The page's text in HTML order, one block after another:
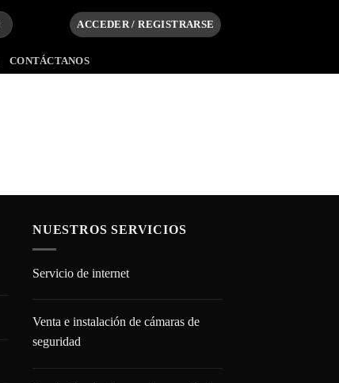
ACCEDER / REGISTRARSE
CONTÁCTANOS
NUESTROS SERVICIOS
Servicio de internet
Venta e instalación de cámaras de
seguridad